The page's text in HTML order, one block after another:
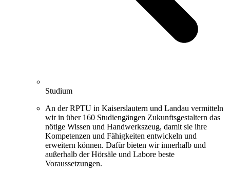
Studium
An der RPTU in Kaiserslautern und Landau vermitteln
wir in über 160 Studiengängen Zukunftsgestaltern das
nötige Wissen und Handwerkszeug, damit sie ihre
Kompetenzen und Fähigkeiten entwickeln und
erweitern können. Dafür bieten wir innerhalb und
außerhalb der Hörsäle und Labore beste
Voraussetzungen.